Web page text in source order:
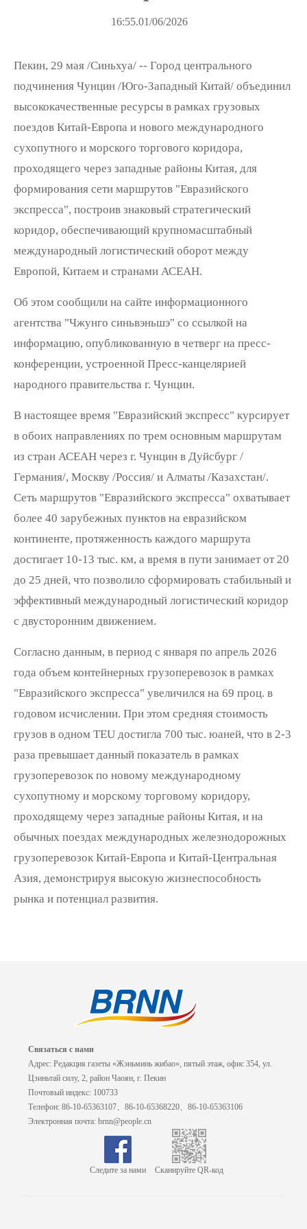
16:55.01/06/2026
Пекин, 29 мая /Синьхуа/ -- Город центрального
подчинения Чунцин /Юго-Западный Китай/ объединил
высококачественные ресурсы в рамках грузовых
поездов Китай-Европа и нового международного
сухопутного и морского торгового коридора,
проходящего через западные районы Китая, для
формирования сети маршрутов "Евразийского
экспресса", построив знаковый стратегический
коридор, обеспечивающий крупномасштабный
международный логистический оборот между
Европой, Китаем и странами АСЕАН.
Об этом сообщили на сайте информационного
агентства "Чжунго синьвэньшэ" со ссылкой на
информацию, опубликованную в четверг на пресс-
конференции, устроенной Пресс-канцелярией
народного правительства г. Чунцин.
В настоящее время "Евразийский экспресс" курсирует
в обоих направлениях по трем основным маршрутам
из стран АСЕАН через г. Чунцин в Дуйсбург /
Германия/, Москву /Россия/ и Алматы /Казахстан/.
Сеть маршрутов "Евразийского экспресса" охватывает
более 40 зарубежных пунктов на евразийском
континенте, протяженность каждого маршрута
достигает 10-13 тыс. км, а время в пути занимает от 20
до 25 дней, что позволило сформировать стабильный и
эффективный международный логистический коридор
с двусторонним движением.
Согласно данным, в период с января по апрель 2026
года объем контейнерных грузоперевозок в рамках
"Евразийского экспресса" увеличился на 69 проц. в
годовом исчислении. При этом средняя стоимость
грузов в одном TEU достигла 700 тыс. юаней, что в 2-3
раза превышает данный показатель в рамках
грузоперевозок по новому международному
сухопутному и морскому торговому коридору,
проходящему через западные районы Китая, и на
обычных поездах международных железнодорожных
грузоперевозок Китай-Европа и Китай-Центральная
Азия, демонстрируя высокую жизнеспособность
рынка и потенциал развития.
Связаться с нами
Адрес: Редакция газеты «Жэньминь жибао», пятый этаж, офис 354, ул.
Цзиньтай силу, 2, район Чаоян, г. Пекин
Почтовый индекс: 100733
Телефон: 86-10-65363107、86-10-65368220、86-10-65363106
Электронная почта: brnn@people.cn
Следите за нами Сканируйте QR-код